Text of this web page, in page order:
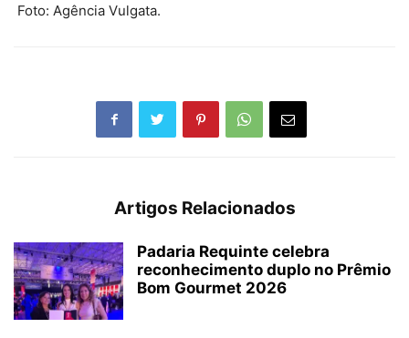
Foto: Agência Vulgata.
Artigos Relacionados
Padaria Requinte celebra
reconhecimento duplo no Prêmio
Bom Gourmet 2026